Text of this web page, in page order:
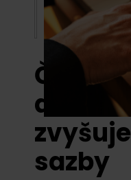
ČNB
dál
zvyšuje
sazby